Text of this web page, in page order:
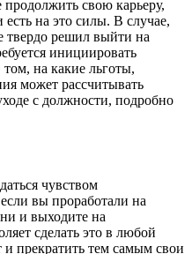
свою карьеру,
есть на это силы. В случае,
твердо решил выйти на
инициировать
на какие льготы,
может рассчитывать
с должности, подробно
чувством
вы проработали на
и выходите на
сделать это в любой
прекратить тем самым свои